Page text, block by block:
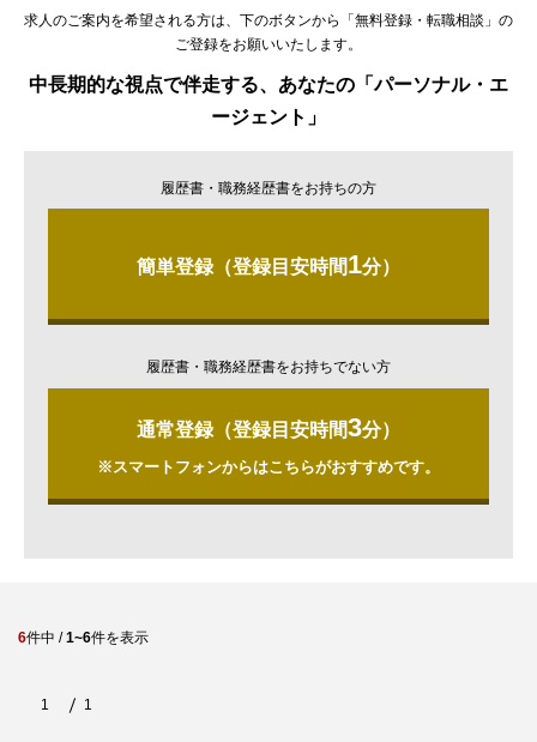
求人のご案内を希望される方は、下のボタンから「無料登録・転職相談」の
ご登録をお願いいたします。
中長期的な視点で伴走する、あなたの「パーソナル・エ
ージェント」
履歴書・職務経歴書をお持ちの方
簡単登録（登録目安時間1分）
履歴書・職務経歴書をお持ちでない方
通常登録（登録目安時間3分）
※スマートフォンからはこちらがおすすめです。
6件中 /1~6件を表示
1 1